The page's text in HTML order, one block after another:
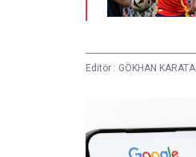
Editör : GÖKHAN